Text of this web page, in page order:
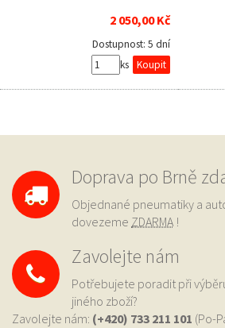
2 050,00 Kč
Dostupnost: 5 dní
ks
Doprava po Brně
Objednané pneumatiky a
dovezeme ZDARMA !
Zavolejte nám
Potřebujete poradit při
jiného zboží?
Zavolejte nám: (+420) 733 211 101 (Po-